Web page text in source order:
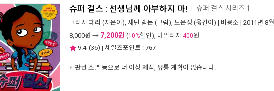
슈퍼 걸스 : 선생님께 아부하지 마! 슈퍼 걸스 시리즈 1
크리시 페리 (지은이), 섀넌 램든 (그림), 노은정 (옮긴이) | 비룡소 | 2011년 8월
8,000원 → 7,200원 (10%할인), 마일리지 400원
9.4 (36) | 세일즈포인트 : 767
판권 소멸 등으로 더 이상 제작, 유통 계획이 없습니다.